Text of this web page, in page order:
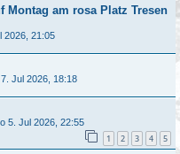
Montag am rosa Platz Tresen
2026, 21:05
7. Jul 2026, 18:18
5. Jul 2026, 22:55
1 2 3 4 5